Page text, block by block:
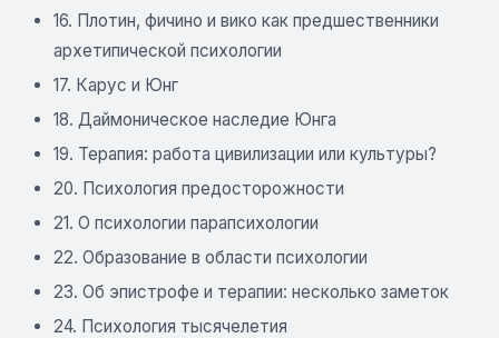
16. Плотин, фичино и вико как предшественники
архетипической психологии
17. Карус и Юнг
18. Даймоническое наследие Юнга
19. Терапия: работа цивилизации или культуры?
20. Психология предосторожности
21. О психологии парапсихологии
22. Образование в области психологии
23. Об эпистрофе и терапии: несколько заметок
24. Психология тысячелетия